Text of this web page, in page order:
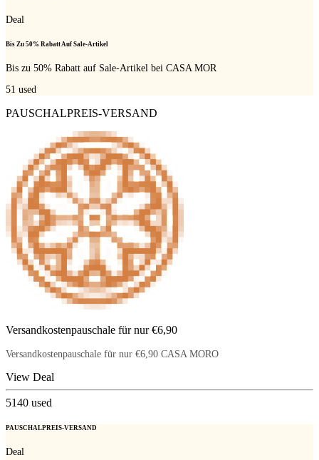
Deal
Bis Zu 50% Rabatt Auf Sale-Artikel
Bis zu 50% Rabatt auf Sale-Artikel bei CASA MOR
51 used
PAUSCHALPREIS-VERSAND
Versandkostenpauschale für nur €6,90
Versandkostenpauschale für nur €6,90 CASA MORO
View Deal
5140 used
PAUSCHALPREIS-VERSAND
Deal